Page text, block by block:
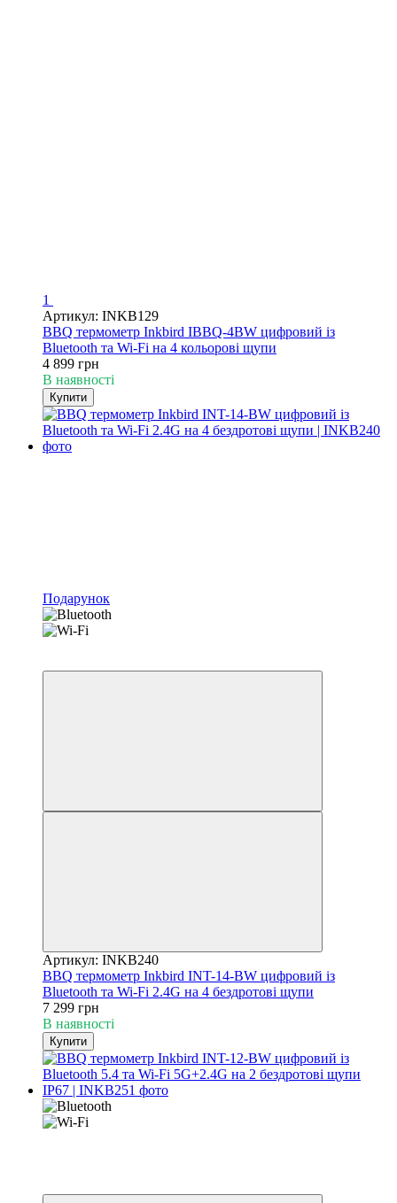
1
Артикул: INKB129
BBQ термометр Inkbird IBBQ-4BW цифровий із
Bluetooth та Wi-Fi на 4 кольорові щупи
4 899 грн
В наявності
Купити
Подарунок
Артикул: INKB240
BBQ термометр Inkbird INT-14-BW цифровий із
Bluetooth та Wi-Fi 2.4G на 4 бездротові щупи
7 299 грн
В наявності
Купити